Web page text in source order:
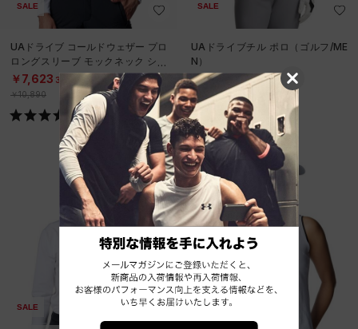
SALE
UAドライブ コールドウェザー プロ
ロングスリーブ モックネック シャ
ツ（ゴルフ/MEN）
￥7,623 30%OFF
￥10,890
SALE
UAドライブチル ポロ（ゴルフ/ME
N）
￥7,623
30%OFF
￥10,890
SALE